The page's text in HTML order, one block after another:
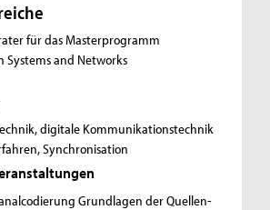
für das Masterprogramm
Systems and Networks
digitale Kommunikationstechnik
Synchronisation
Grundlagen der Quellen-